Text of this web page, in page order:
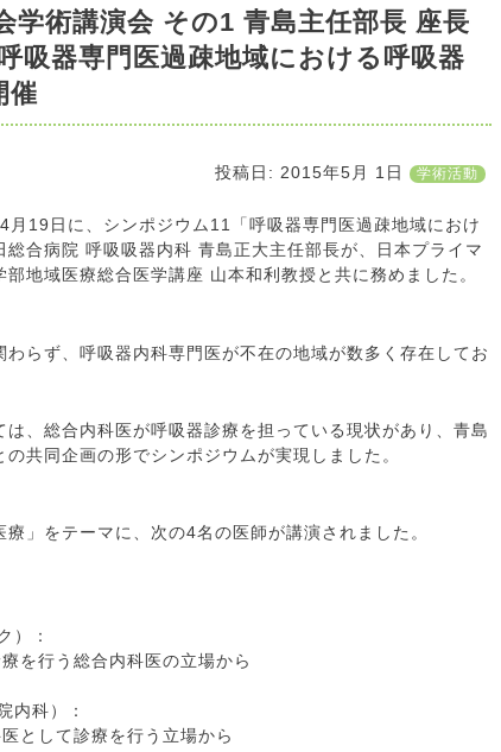
学術講演会 その1 青島主任部長 座長
吸器専門医過疎地域における呼吸器
催
投稿日: 2015年5月 1日 学術活動
19日に、シンポジウム11「呼吸器専門医過疎地域におけ
合病院 呼吸吸器内科 青島正大主任部長が、日本プライマ
地域医療総合医学講座 山本和利教授と共に務めました。
らず、呼吸器内科専門医が不在の地域が数多く存在してお
、総合内科医が呼吸器診療を担っている現状があり、青島
共同企画の形でシンポジウムが実現しました。
」をテーマに、次の4名の医師が講演されました。
）：
を行う総合内科医の立場から
内科）：
として診療を行う立場から